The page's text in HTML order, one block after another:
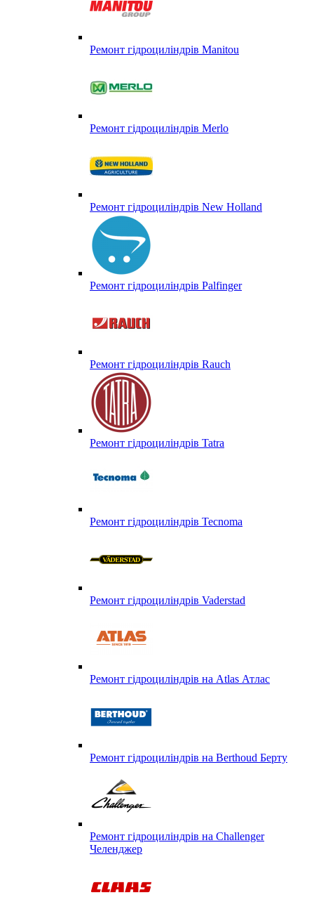
Ремонт гідроциліндрів Manitou
Ремонт гідроциліндрів Merlo
Ремонт гідроциліндрів New Holland
Ремонт гідроциліндрів Palfinger
Ремонт гідроциліндрів Rauch
Ремонт гідроциліндрів Tatra
Ремонт гідроциліндрів Tecnoma
Ремонт гідроциліндрів Vaderstad
Ремонт гідроциліндрів на Atlas Атлас
Ремонт гідроциліндрів на Berthoud Берту
Ремонт гідроциліндрів на Challenger
Челенджер